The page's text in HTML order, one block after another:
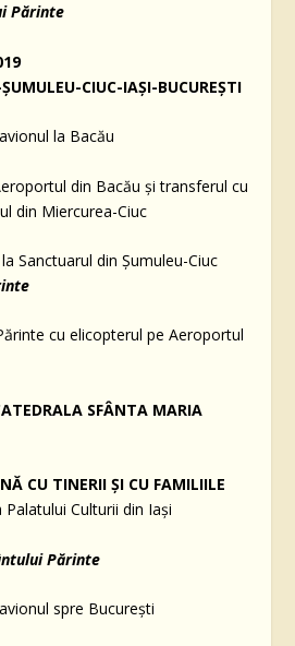
Părinte
CIUC-IAȘI-BUCUREȘTI
la Bacău
din Bacău și transferul cu
din Miercurea-Ciuc
la Sanctuarul din Șumuleu-Ciuc
cu elicopterul pe Aeroportul
SFÂNTA MARIA
CU TINERII ȘI CU FAMILIILE
Culturii din Iași
Părinte
spre București